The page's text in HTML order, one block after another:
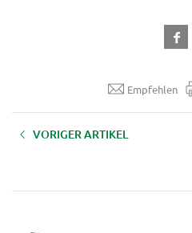
Empfehlen
VORIGER ARTIKEL